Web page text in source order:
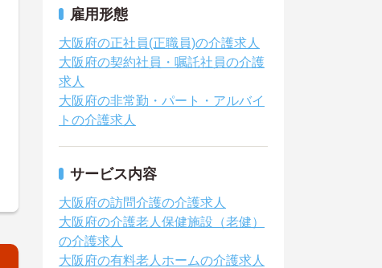
雇用形態
大阪府の正社員(正職員)の介護求人
大阪府の契約社員・嘱託社員の介護
求人
大阪府の非常勤・パート・アルバイ
トの介護求人
サービス内容
大阪府の訪問介護の介護求人
大阪府の介護老人保健施設（老健）
の介護求人
大阪府の有料老人ホームの介護求人